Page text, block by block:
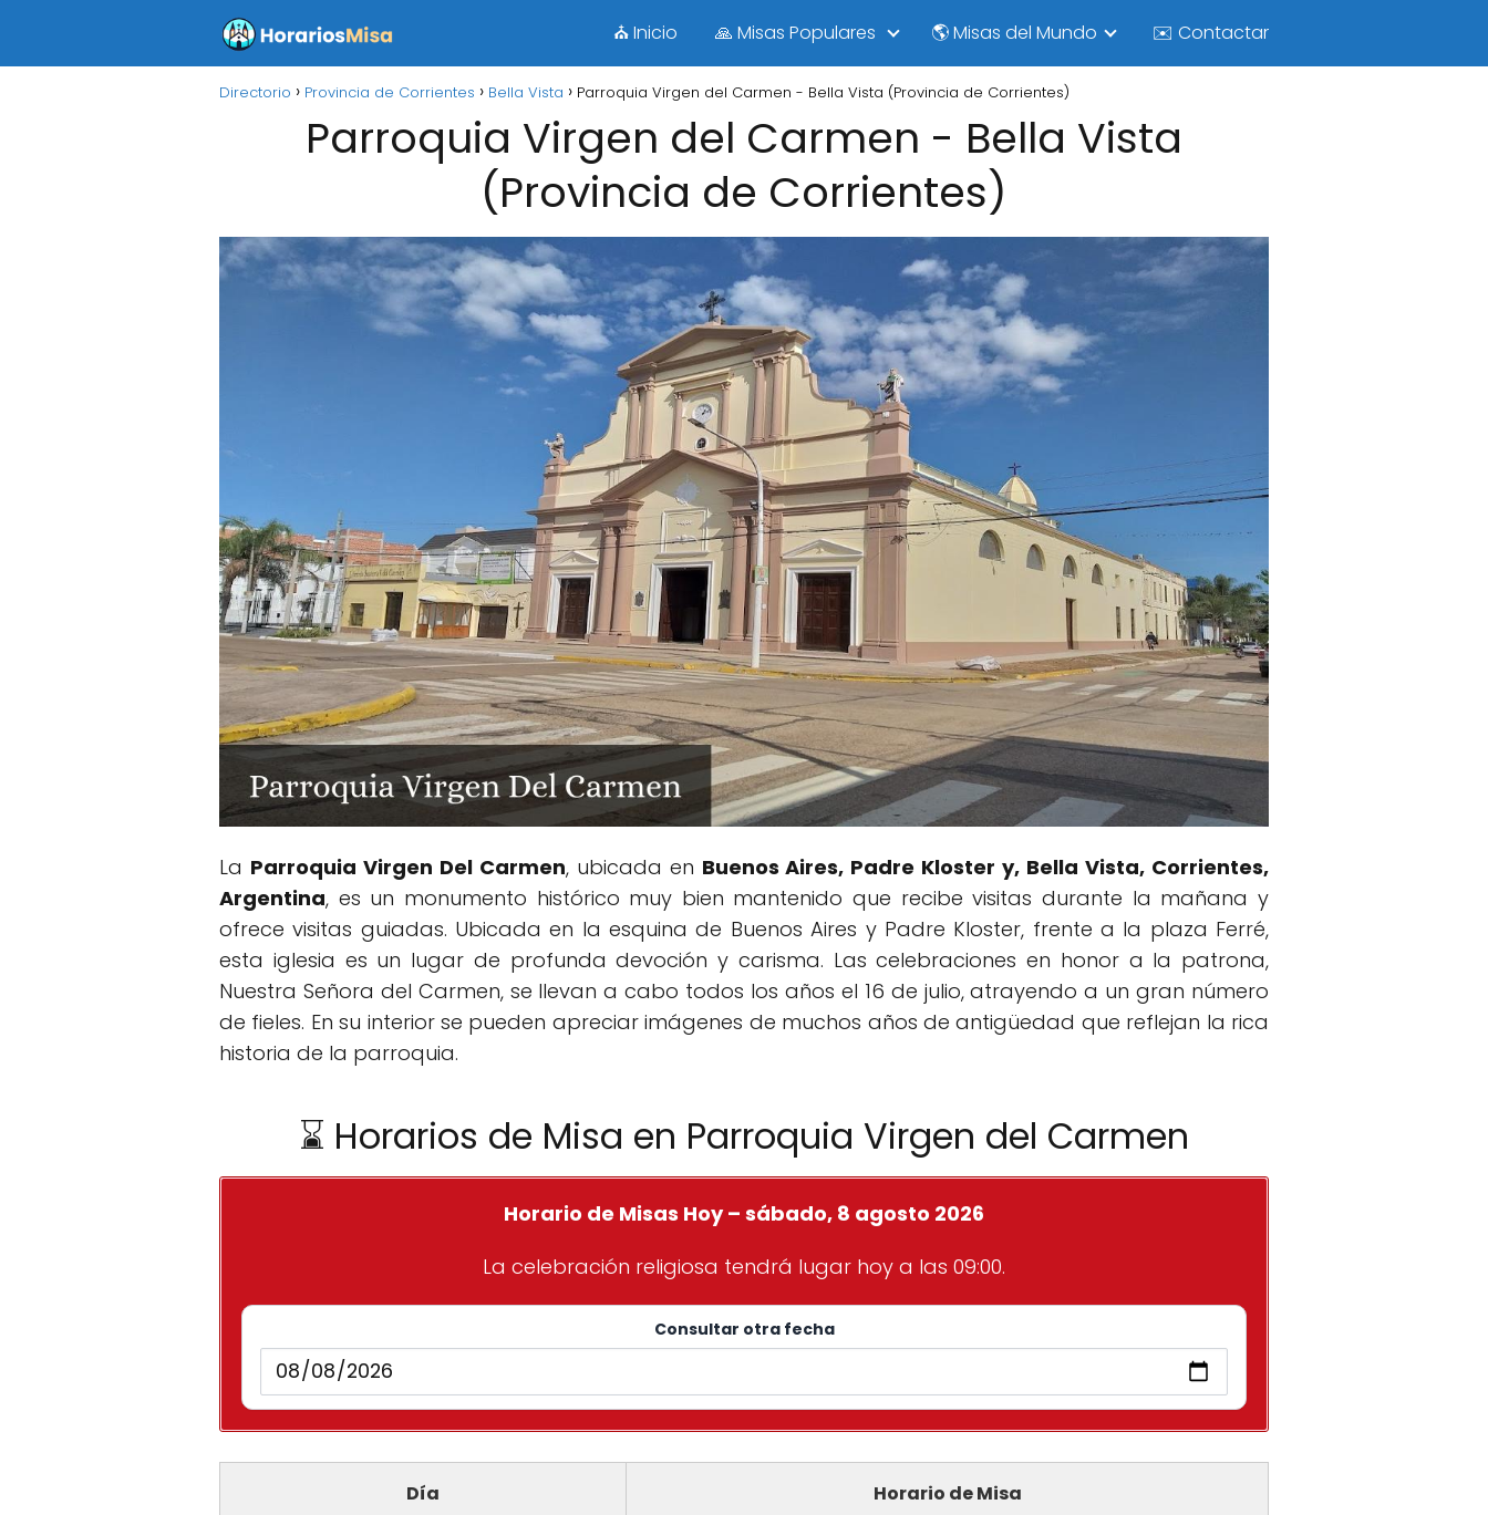
⛪ Inicio 🙏 Misas Populares 🌎 Misas del Mundo ✉️ Contactar
Directorio Provincia de Corrientes Bella Vista Parroquia Virgen del Carmen - Bella Vista (Provincia de Corrientes)
Parroquia Virgen del Carmen - Bella Vista
(Provincia de Corrientes)
La Parroquia Virgen Del Carmen, ubicada en Buenos Aires, Padre Kloster y, Bella Vista, Corrientes,
Argentina, es un monumento histórico muy bien mantenido que recibe visitas durante la mañana y
ofrece visitas guiadas. Ubicada en la esquina de Buenos Aires y Padre Kloster, frente a la plaza Ferré,
esta iglesia es un lugar de profunda devoción y carisma. Las celebraciones en honor a la patrona,
Nuestra Señora del Carmen, se llevan a cabo todos los años el 16 de julio, atrayendo a un gran número
de fieles. En su interior se pueden apreciar imágenes de muchos años de antigüedad que reflejan la rica
historia de la parroquia.
⌛ Horarios de Misa en Parroquia Virgen del Carmen
Horario de Misas Hoy – sábado, 8 agosto 2026
La celebración religiosa tendrá lugar hoy a las 09:00.
Consultar otra fecha
Día Horario de Misa